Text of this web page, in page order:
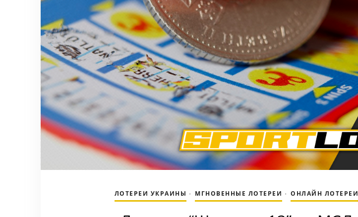
ЛОТЕРЕИ УКРАИНЫ • МГНОВЕННЫЕ ЛОТЕРЕИ • ОНЛАЙН ЛОТЕРЕИ